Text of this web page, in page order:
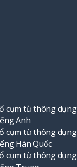
cụm từ thông dụng
Anh
cụm từ thông dụng
Hàn Quốc
cụm từ thông dụng